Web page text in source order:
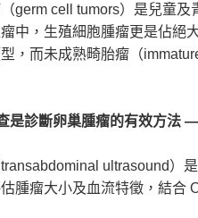
germ cell tumors）是兒童
中，生殖細胞腫瘤更是佔絕
，而未成熟畸胎瘤（
是診斷卵巢腫瘤的有效方法
ultrasound）
腫瘤大小及血流特徵，結合